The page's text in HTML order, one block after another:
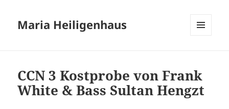
Maria Heiligenhaus
CCN 3 Kostprobe von Frank
White & Bass Sultan Hengzt